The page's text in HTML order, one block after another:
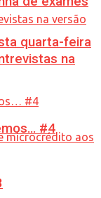
quarta-feira
na
#4